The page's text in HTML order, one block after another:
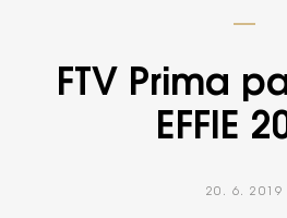
FTV Prima
EFFIE
20. 6. 2019